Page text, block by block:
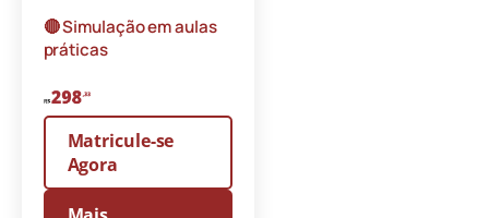
🔴 Simulação em aulas
práticas
Matricule-se
Agora